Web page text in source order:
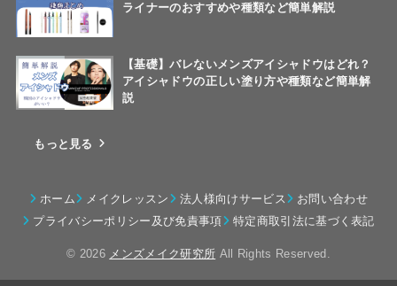
ライナーのおすすめや種類など簡単解説
【基礎】バレないメンズアイシャドウはどれ？
アイシャドウの正しい塗り方や種類など簡単解
説
もっと見る
ホーム メイクレッスン 法人様向けサービス
お問い合わせ
プライバシーポリシー及び免責事項
特定商取引法に基づく表記
© 2026 メンズメイク研究所 All Rights Reserved.